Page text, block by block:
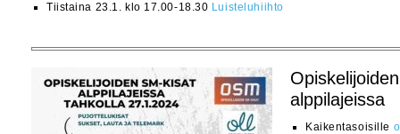
Tiistaina 23.1. klo 17.00-18.30 Luisteluhiihto
alppilajeissa
Kaikentasoisille